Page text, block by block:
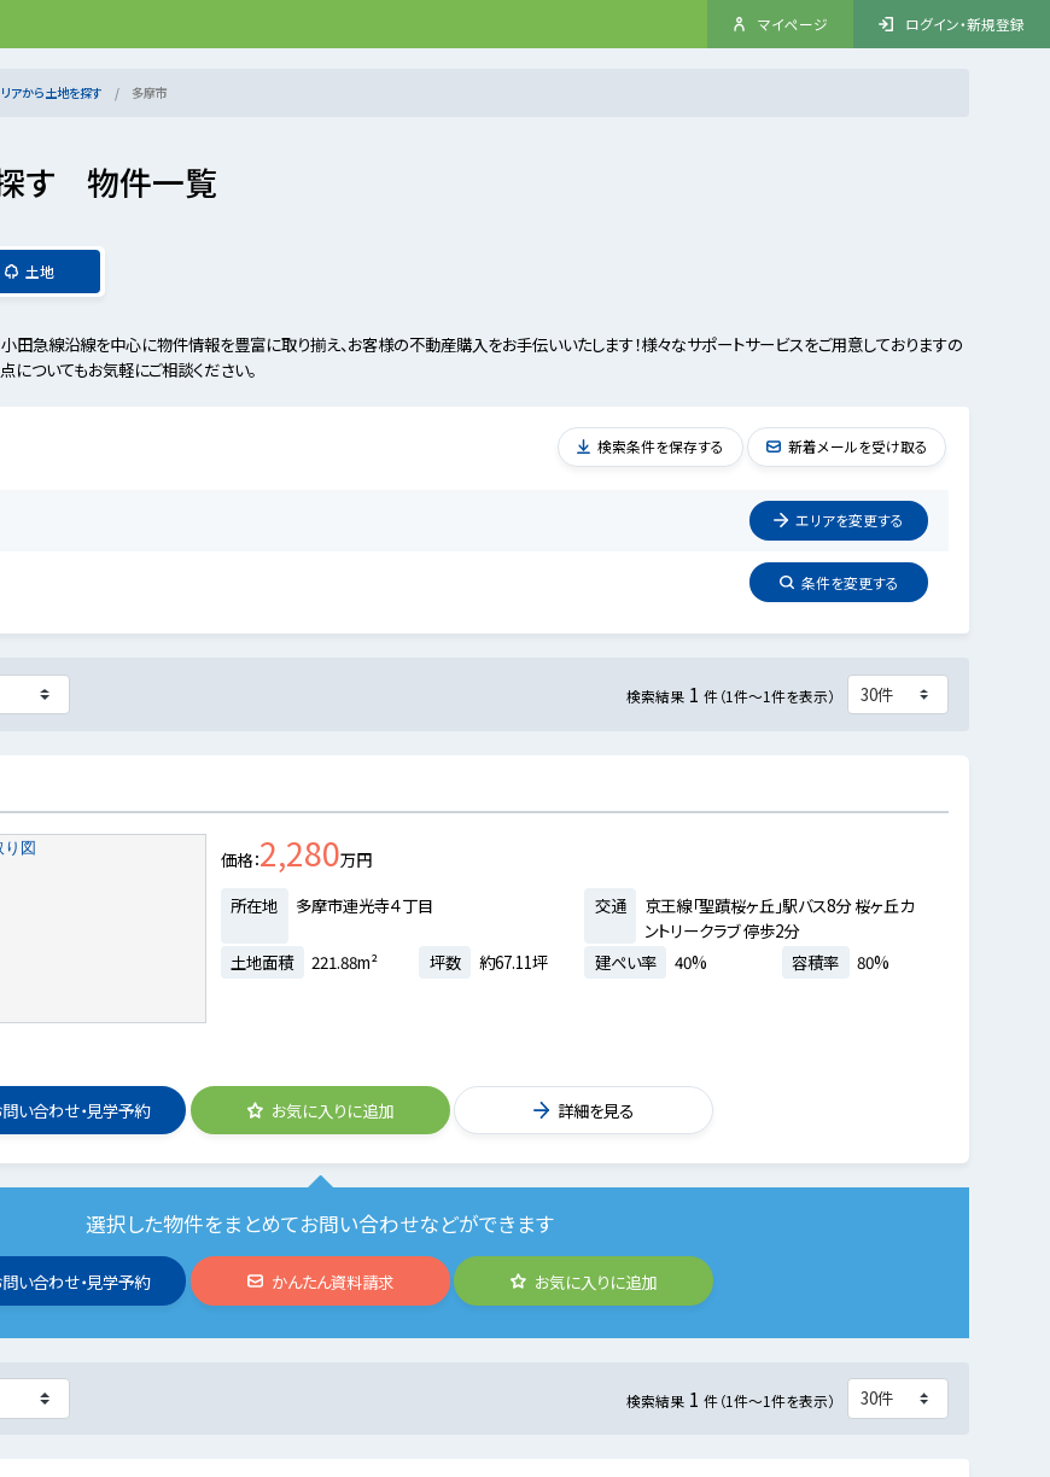
マイページ ログイン・新規登録
アから土地を探す 多摩市
す 物件一覧
土地
急線沿線を中心に物件情報を豊富に取り揃え、お客様の不動産購入をお手伝いいたします！様々なサポートサービスをご用意しておりますの
についてもお気軽にご相談ください。
エリアを変更する
条件を変更する
検索条件を保存する 新着メールを受け取る
検索結果 1 件（1件～1件を表示）
価格 2,280万円
所在地
多摩市連光寺４丁目 交通
京王線「聖蹟桜ヶ丘」駅バス8分 桜ヶ丘カ
ントリークラブ 停歩2分
土地面積
221.88m² 坪数 約67.11坪 建ぺい率 40% 容積率 80%
い合わせ・見学予約 お気に入りに追加 詳細を見る
選択した物件をまとめてお問い合わせなどができます
い合わせ・見学予約 かんたん資料請求 お気に入りに追加
検索結果 1 件（1件～1件を表示）